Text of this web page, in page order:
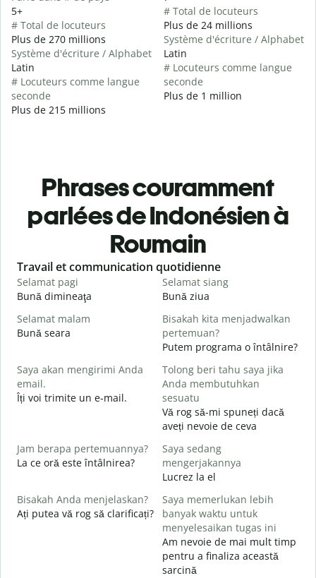
5+
# Total de locuteurs
Plus de 270 millions
Système d'écriture / Alphabet
Latin
# Locuteurs comme langue
seconde
Plus de 215 millions
# Total de locuteurs
Plus de 24 millions
Système d'écriture / Alphabet
Latin
# Locuteurs comme langue
seconde
Plus de 1 million
Phrases couramment
parlées de Indonésien à
Roumain
Slide 1 of 6
Travail et communication quotidienne
Selamat pagi
Bună dimineaţa
Selamat siang
Bună ziua
Selamat malam
Bună seara
Bisakah kita menjadwalkan
pertemuan?
Putem programa o întâlnire?
Saya akan mengirimi Anda
email.
Îți voi trimite un e-mail.
Tolong beri tahu saya jika
Anda membutuhkan
sesuatu
Vă rog să-mi spuneți dacă
aveți nevoie de ceva
Jam berapa pertemuannya?
La ce oră este întâlnirea?
Saya sedang
mengerjakannya
Lucrez la el
Bisakah Anda menjelaskan?
Ați putea vă rog să clarificați?
Saya memerlukan lebih
banyak waktu untuk
menyelesaikan tugas ini
Am nevoie de mai mult timp
pentru a finaliza această
sarcină